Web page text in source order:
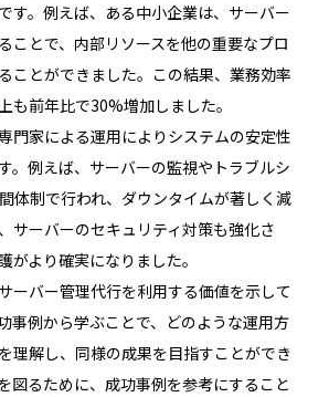
す。例えば、ある中小企業は、サーバー
ことで、内部リソースを他の重要なプロ
ことができました。この結果、業務効率
も前年比で30%増加しました。
門家による運用によりシステムの安定性
。例えば、サーバーの監視やトラブルシ
体制で行われ、ダウンタイムが著しく減
サーバーのセキュリティ対策も強化さ
がより確実になりました。
ーバー管理代行を利用する価値を示して
事例から学ぶことで、どのような運用方
理解し、同様の成果を目指すことができ
図るために、成功事例を参考にすること